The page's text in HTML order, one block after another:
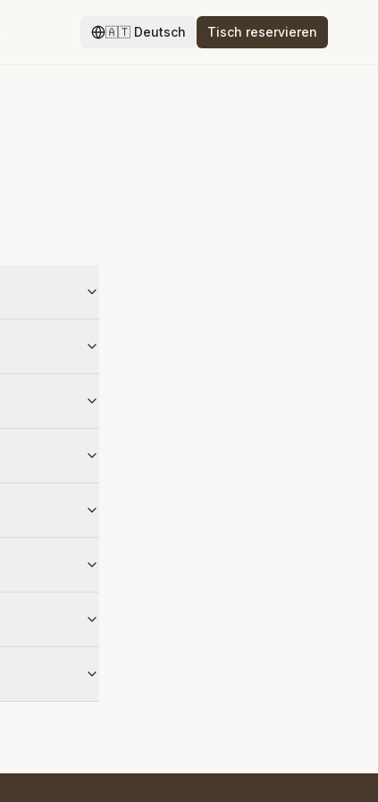
🇦🇹 Deutsch Tisch reservieren